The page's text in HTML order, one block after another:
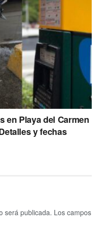
en Playa del Carmen
y fechas
será publicada. Los campos